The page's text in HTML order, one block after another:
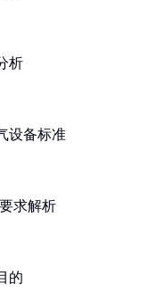
析
设备标准
求解析
的